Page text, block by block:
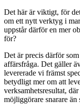
Det här är viktigt, för
om ett nytt verktyg i
uppstår därför en mer
för?
Det är precis därför
affärsfråga. Det gäller
levererade vi främst
betydligt mer om att
verksamhetsresultat,
möjliggörare snarare än